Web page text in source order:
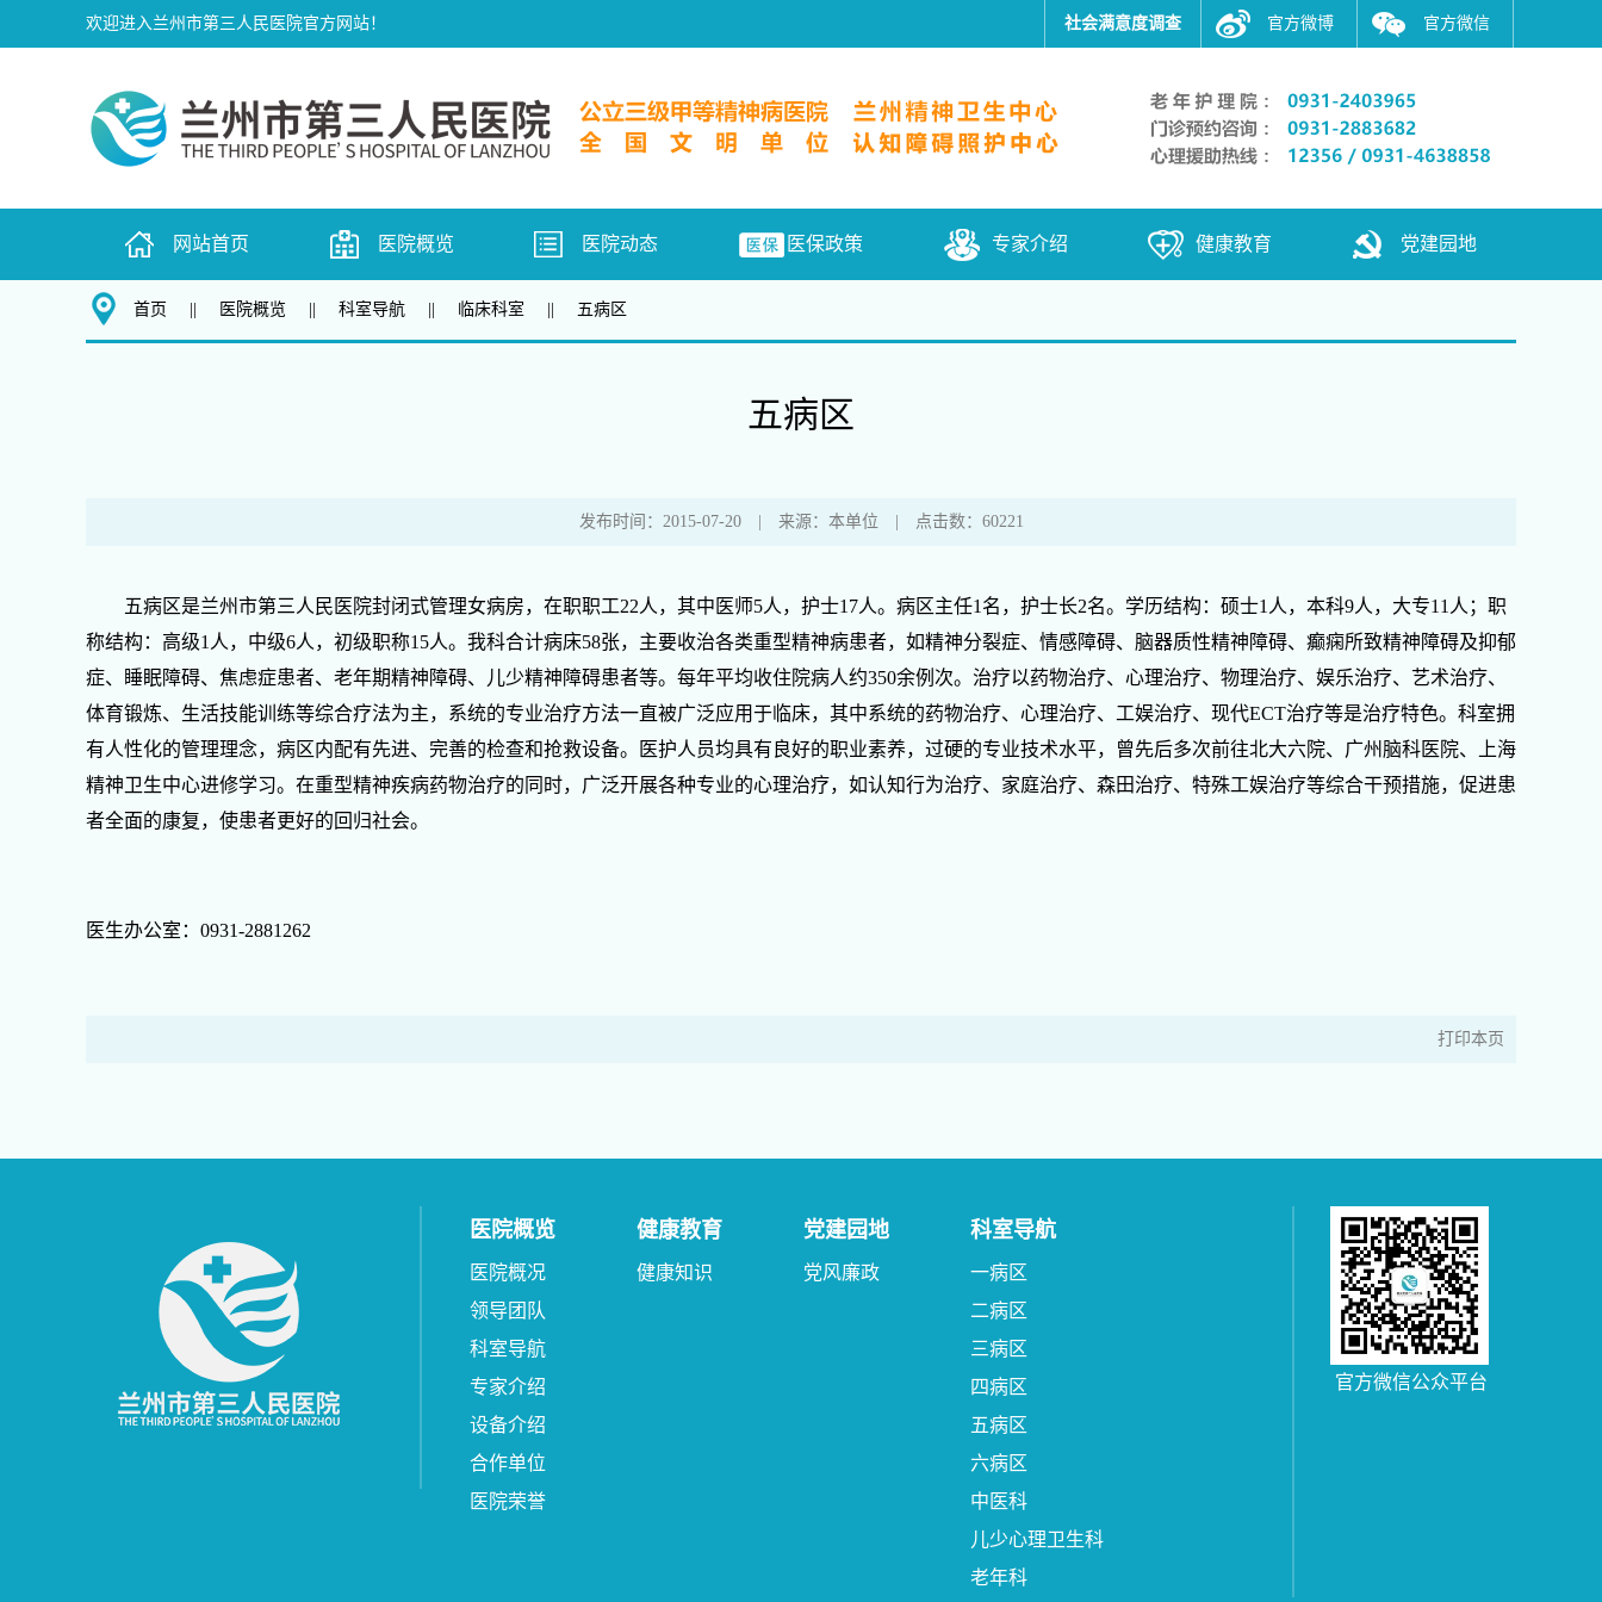
欢迎进入兰州市第三人民医院官方网站！ 社会满意度调查 官方微博 官方微信
网站首页 医院概览 医院动态 医保政策 专家介绍 健康教育 党建园地
首页 医院概览 科室导航 临床科室 五病区
五病区
发布时间：2015-07-20 | 来源：本单位 | 点击数：60221
五病区是兰州市第三人民医院封闭式管理女病房，在职职工22人，其中医师5人，护士17人。病区主任1名，护士长2名。学历结构：硕士1人，本科9人，大专11人；职
称结构：高级1人，中级6人，初级职称15人。我科合计病床58张，主要收治各类重型精神病患者，如精神分裂症、情感障碍、脑器质性精神障碍、癫痫所致精神障碍及抑郁
症、睡眠障碍、焦虑症患者、老年期精神障碍、儿少精神障碍患者等。每年平均收住院病人约350余例次。治疗以药物治疗、心理治疗、物理治疗、娱乐治疗、艺术治疗、
体育锻炼、生活技能训练等综合疗法为主，系统的专业治疗方法一直被广泛应用于临床，其中系统的药物治疗、心理治疗、工娱治疗、现代ECT治疗等是治疗特色。科室拥
有人性化的管理理念，病区内配有先进、完善的检查和抢救设备。医护人员均具有良好的职业素养，过硬的专业技术水平，曾先后多次前往北大六院、广州脑科医院、上海
精神卫生中心进修学习。在重型精神疾病药物治疗的同时，广泛开展各种专业的心理治疗，如认知行为治疗、家庭治疗、森田治疗、特殊工娱治疗等综合干预措施，促进患
者全面的康复，使患者更好的回归社会。
医生办公室：0931-2881262
打印本页
医院概览
医院概况
领导团队
科室导航
专家介绍
设备介绍
合作单位
医院荣誉
健康教育
健康知识
党建园地
党风廉政
科室导航
一病区
二病区
三病区
四病区
五病区
六病区
中医科
儿少心理卫生科
老年科
官方微信公众平台